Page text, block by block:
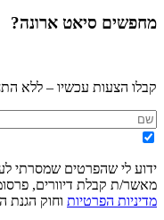
מחפשים סיאט ארונה?
קבלו הצעות עכשיו – ללא
ידוע לי שהפרטים שמסרתי
מאשר/ת קבלת דיוורים,
מדיניות הפרטיות וחוק הגנת